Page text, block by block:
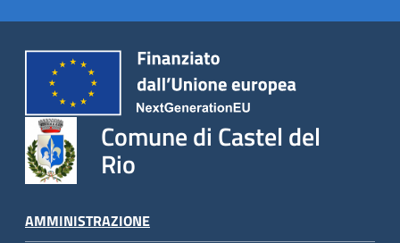
Comune di Castel del
Rio
AMMINISTRAZIONE